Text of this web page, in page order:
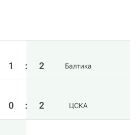
1 : 2 Балтика
0 : 2 ЦСКА